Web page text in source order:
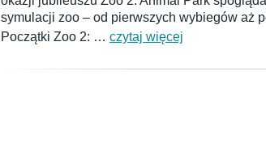
symulacji zoo – od pierwszych wybiegów aż
Początki Zoo 2: … czytaj więcej